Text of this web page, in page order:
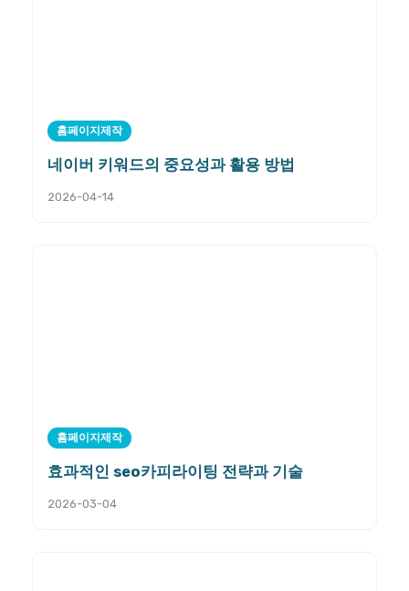
홈페이지제작
네이버 키워드의 중요성과 활용 방법
2026-04-14
홈페이지제작
효과적인 seo카피라이팅 전략과 기술
2026-03-04